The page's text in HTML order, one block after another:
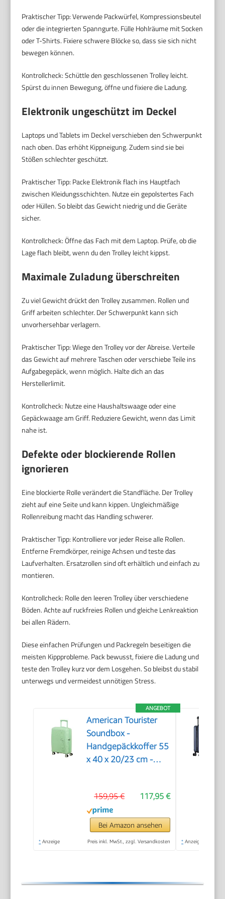
Praktischer Tipp: Verwende Packwürfel, Kompressionsbeutel
oder die integrierten Spanngurte. Fülle Hohlräume mit Socken
oder T-Shirts. Fixiere schwere Blöcke so, dass sie sich nicht
bewegen können.
Kontrollcheck: Schüttle den geschlossenen Trolley leicht.
Spürst du innen Bewegung, öffne und fixiere die Ladung.
Elektronik ungeschützt im Deckel
Laptops und Tablets im Deckel verschieben den Schwerpunkt
nach oben. Das erhöht Kippneigung. Zudem sind sie bei
Stößen schlechter geschützt.
Praktischer Tipp: Packe Elektronik flach ins Hauptfach
zwischen Kleidungsschichten. Nutze ein gepolstertes Fach
oder Hüllen. So bleibt das Gewicht niedrig und die Geräte
sicher.
Kontrollcheck: Öffne das Fach mit dem Laptop. Prüfe, ob die
Lage flach bleibt, wenn du den Trolley leicht kippst.
Maximale Zuladung überschreiten
Zu viel Gewicht drückt den Trolley zusammen. Rollen und
Griff arbeiten schlechter. Der Schwerpunkt kann sich
unvorhersehbar verlagern.
Praktischer Tipp: Wiege den Trolley vor der Abreise. Verteile
das Gewicht auf mehrere Taschen oder verschiebe Teile ins
Aufgabegepäck, wenn möglich. Halte dich an das
Herstellerlimit.
Kontrollcheck: Nutze eine Haushaltswaage oder eine
Gepäckwaage am Griff. Reduziere Gewicht, wenn das Limit
nahe ist.
Defekte oder blockierende Rollen
ignorieren
Eine blockierte Rolle verändert die Standfläche. Der Trolley
zieht auf eine Seite und kann kippen. Ungleichmäßige
Rollenreibung macht das Handling schwerer.
Praktischer Tipp: Kontrolliere vor jeder Reise alle Rollen.
Entferne Fremdkörper, reinige Achsen und teste das
Laufverhalten. Ersatzrollen sind oft erhältlich und einfach zu
montieren.
Kontrollcheck: Rolle den leeren Trolley über verschiedene
Böden. Achte auf ruckfreies Rollen und gleiche Lenkreaktion
bei allen Rädern.
Diese einfachen Prüfungen und Packregeln beseitigen die
meisten Kippprobleme. Pack bewusst, fixiere die Ladung und
teste den Trolley kurz vor dem Losgehen. So bleibst du stabil
unterwegs und vermeidest unnötigen Stress.
ANGEBOT
American Tourister
Soundbox -
Handgepäckkoffer 55
x 40 x 20/23 cm -
EasyJet & die meisten
Fluggesellschaften,
erweiterbar,
35.5/41L, Grün
117,95 €
159,95 €
Bei Amazon ansehen
* Anzeige Preis inkl. MwSt., zzgl. Versandkosten * Anzeige